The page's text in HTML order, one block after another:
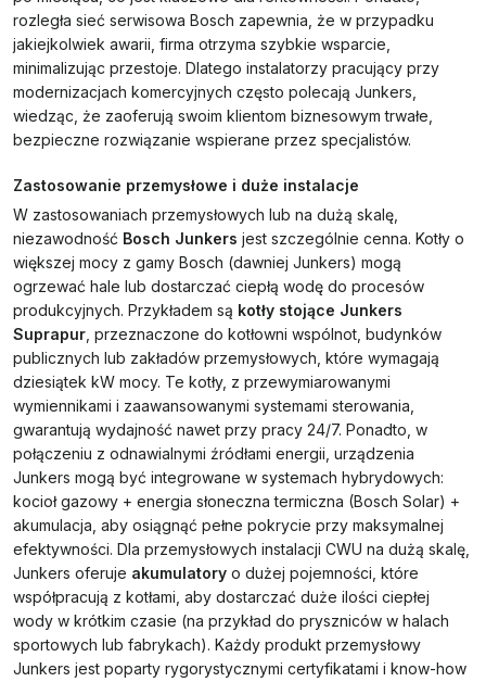
rozległa sieć serwisowa Bosch zapewnia, że w przypadku
jakiejkolwiek awarii, firma otrzyma szybkie wsparcie,
minimalizując przestoje. Dlatego instalatorzy pracujący przy
modernizacjach komercyjnych często polecają Junkers,
wiedząc, że zaoferują swoim klientom biznesowym trwałe,
bezpieczne rozwiązanie wspierane przez specjalistów.
Zastosowanie przemysłowe i duże instalacje
W zastosowaniach przemysłowych lub na dużą skalę,
niezawodność Bosch Junkers jest szczególnie cenna. Kotły o
większej mocy z gamy Bosch (dawniej Junkers) mogą
ogrzewać hale lub dostarczać ciepłą wodę do procesów
produkcyjnych. Przykładem są kotły stojące Junkers
Suprapur , przeznaczone do kotłowni wspólnot, budynków
publicznych lub zakładów przemysłowych, które wymagają
dziesiątek kW mocy. Te kotły, z przewymiarowanymi
wymiennikami i zaawansowanymi systemami sterowania,
gwarantują wydajność nawet przy pracy 24/7. Ponadto, w
połączeniu z odnawialnymi źródłami energii, urządzenia
Junkers mogą być integrowane w systemach hybrydowych:
kocioł gazowy + energia słoneczna termiczna (Bosch Solar) +
akumulacja, aby osiągnąć pełne pokrycie przy maksymalnej
efektywności. Dla przemysłowych instalacji CWU na dużą skalę,
Junkers oferuje akumulatory o dużej pojemności, które
współpracują z kotłami, aby dostarczać duże ilości ciepłej
wody w krótkim czasie (na przykład do pryszniców w halach
sportowych lub fabrykach). Każdy produkt przemysłowy
Junkers jest poparty rygorystycznymi certyfikatami i know-how